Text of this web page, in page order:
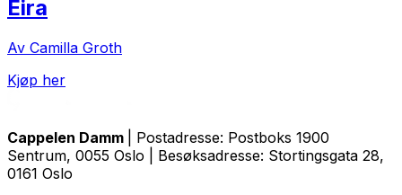
Eira
Av Camilla Groth
Kjøp her
Cappelen Damm
| Postadresse: Postboks 1900
Sentrum, 0055 Oslo | Besøksadresse: Stortingsgata 28,
0161 Oslo